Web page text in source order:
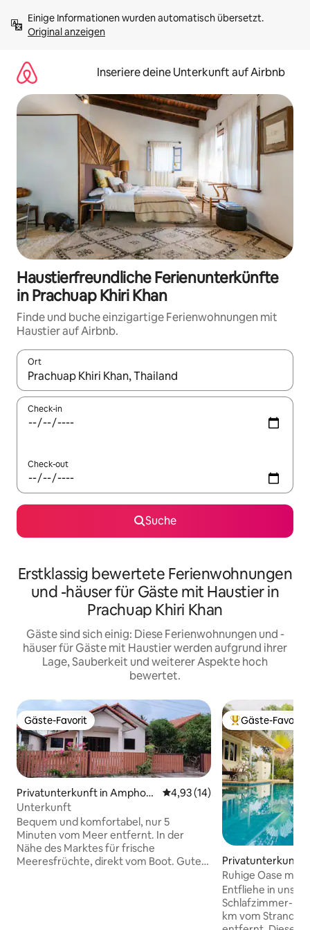
Inhalten
springenOriginal anzeigen
Inseriere deine Unterkunft auf Airbnb
Haustierfreundliche Ferienunterkünfte
in Prachuap Khiri Khan
Finde und buche einzigartige Ferienwohnungen mit
Haustier auf Airbnb.
Ort
Wenn Ergebnisse verfügbar sind, navigiere mit den
Check-in
Check-out
Suche
Erstklassig bewertete Ferienwohnungen
und -häuser für Gäste mit Haustier in
Prachuap Khiri Khan
Gäste sind sich einig: Diese Ferienwohnungen und -
häuser für Gäste mit Haustier werden aufgrund ihrer
Lage, Sauberkeit und weiterer Aspekte hoch
bewertet.
Gäste-Favorit
Gäste-Favorit
Privatunterkunft in Amphoe
Mueang Prachuap Khiri Khan
Durchschnittliche Bewertung:
4,93 (14)
Unterkunft
Bequem und komfortabel, nur 5
Minuten vom Meer entfernt. In der
Nähe des Marktes für frische
Meeresfrüchte, direkt vom Boot. Gutes
Beliebter Gäste-
Gäste-Favorit
Privatunterkunft
Ruhige Oase mit
vom Strand
Entfliehe in
Schlafzimmer-
km vom Strand